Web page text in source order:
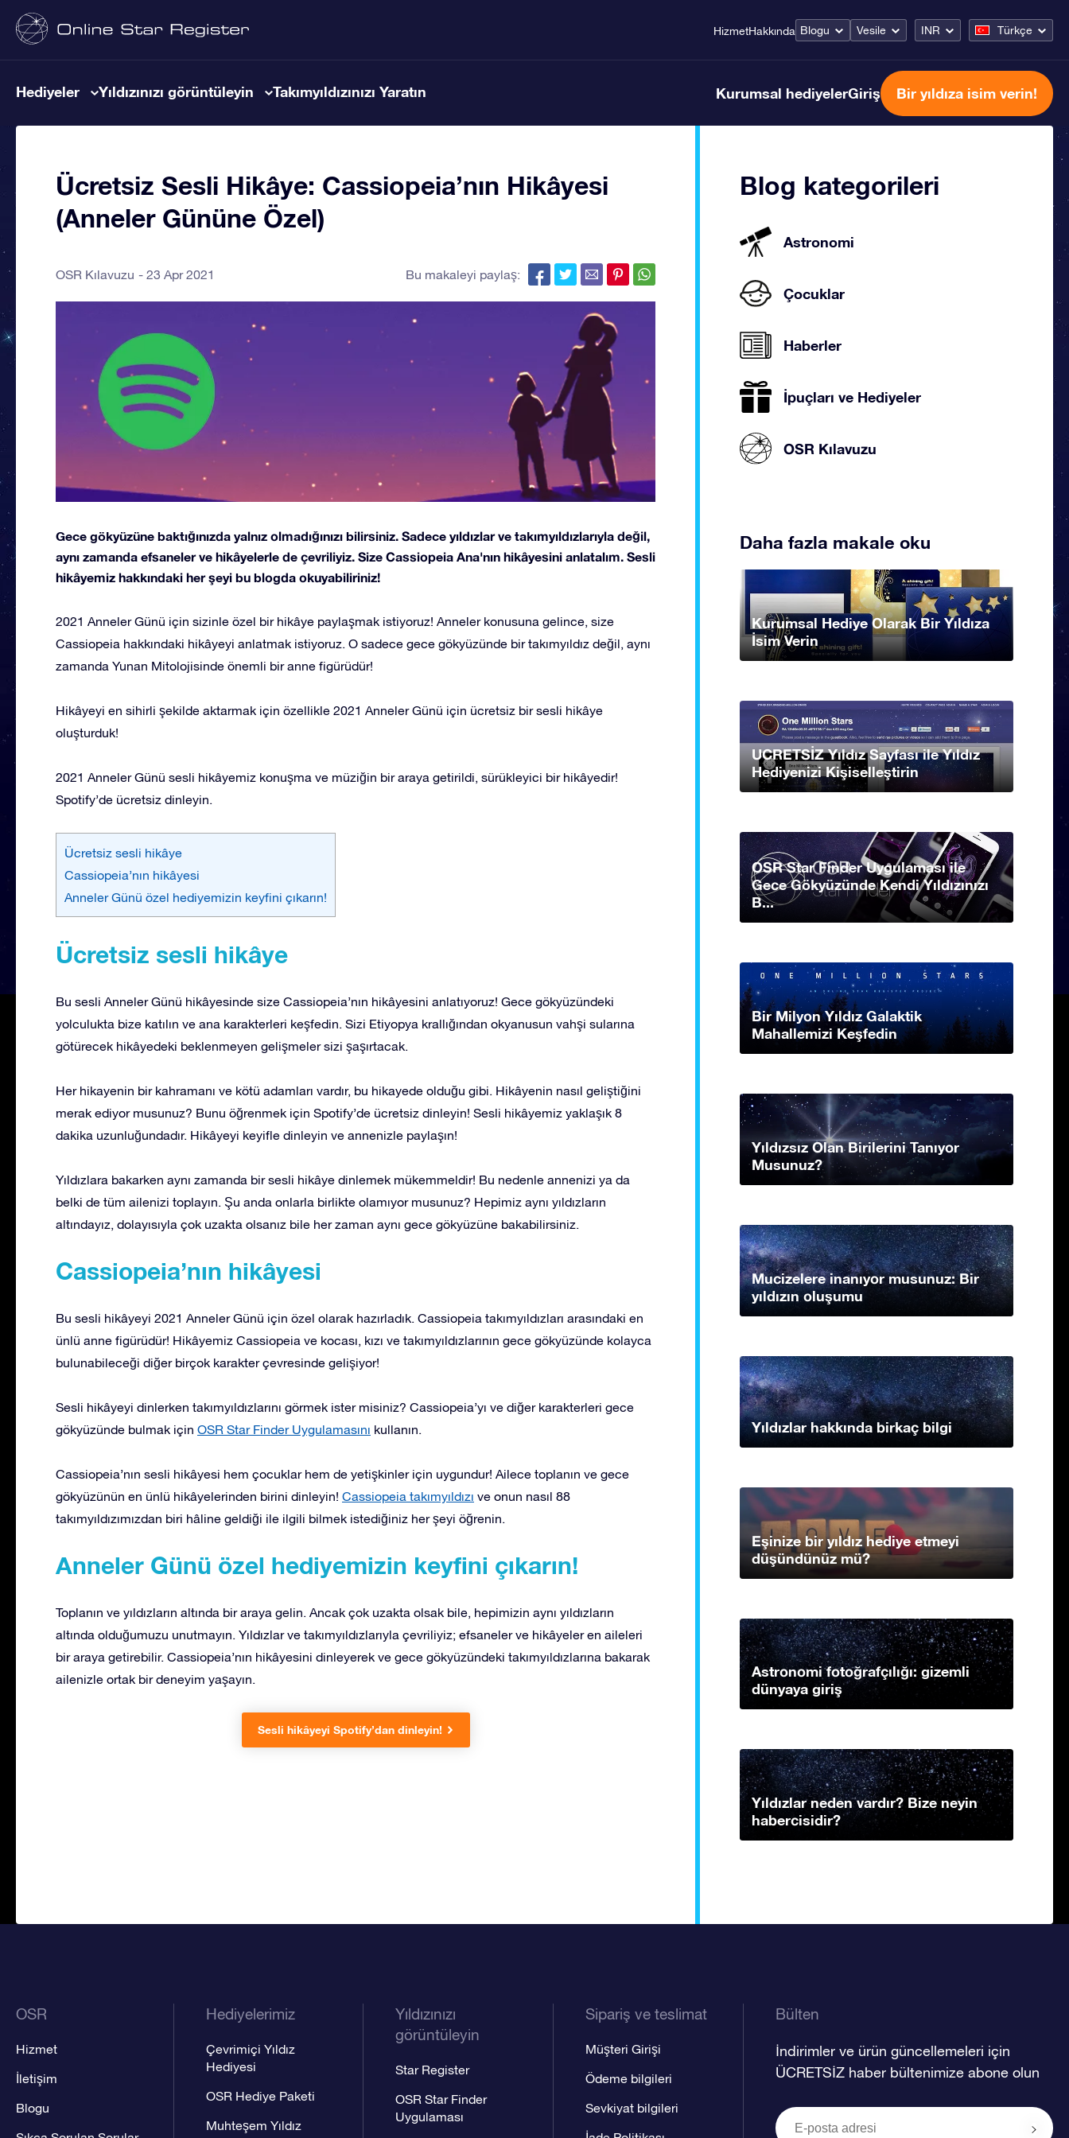
HizmetHakkında Blogu Vesile INR Türkçe
Hediyeler Yıldızınızı görüntüleyin Takımyıldızınızı Yaratın Kurumsal hediyelerGiriş Bir yıldıza isim verin!
Ücretsiz Sesli Hikâye: Cassiopeia’nın Hikâyesi
(Anneler Gününe Özel)
OSR Kılavuzu 23 Apr 2021 Bu makaleyi paylaş:
Gece gökyüzüne baktığınızda yalnız olmadığınızı bilirsiniz. Sadece yıldızlar ve takımyıldızlarıyla değil,
aynı zamanda efsaneler ve hikâyelerle de çevriliyiz. Size Cassiopeia Ana'nın hikâyesini anlatalım. Sesli
hikâyemiz hakkındaki her şeyi bu blogda okuyabiliriniz!
2021 Anneler Günü için sizinle özel bir hikâye paylaşmak istiyoruz! Anneler konusuna gelince, size
Cassiopeia hakkındaki hikâyeyi anlatmak istiyoruz. O sadece gece gökyüzünde bir takımyıldız değil, aynı
zamanda Yunan Mitolojisinde önemli bir anne figürüdür!
Hikâyeyi en sihirli şekilde aktarmak için özellikle 2021 Anneler Günü için ücretsiz bir sesli hikâye
oluşturduk!
2021 Anneler Günü sesli hikâyemiz konuşma ve müziğin bir araya getirildi, sürükleyici bir hikâyedir!
Spotify’de ücretsiz dinleyin.
Ücretsiz sesli hikâye
Cassiopeia’nın hikâyesi
Anneler Günü özel hediyemizin keyfini çıkarın!
Ücretsiz sesli hikâye
Bu sesli Anneler Günü hikâyesinde size Cassiopeia’nın hikâyesini anlatıyoruz! Gece gökyüzündeki
yolculukta bize katılın ve ana karakterleri keşfedin. Sizi Etiyopya krallığından okyanusun vahşi sularına
götürecek hikâyedeki beklenmeyen gelişmeler sizi şaşırtacak.
Her hikayenin bir kahramanı ve kötü adamları vardır, bu hikayede olduğu gibi. Hikâyenin nasıl geliştiğini
merak ediyor musunuz? Bunu öğrenmek için Spotify’de ücretsiz dinleyin! Sesli hikâyemiz yaklaşık 8
dakika uzunluğundadır. Hikâyeyi keyifle dinleyin ve annenizle paylaşın!
Yıldızlara bakarken aynı zamanda bir sesli hikâye dinlemek mükemmeldir! Bu nedenle annenizi ya da
belki de tüm ailenizi toplayın. Şu anda onlarla birlikte olamıyor musunuz? Hepimiz aynı yıldızların
altındayız, dolayısıyla çok uzakta olsanız bile her zaman aynı gece gökyüzüne bakabilirsiniz.
Cassiopeia’nın hikâyesi
Bu sesli hikâyeyi 2021 Anneler Günü için özel olarak hazırladık. Cassiopeia takımyıldızları arasındaki en
ünlü anne figürüdür! Hikâyemiz Cassiopeia ve kocası, kızı ve takımyıldızlarının gece gökyüzünde kolayca
bulunabileceği diğer birçok karakter çevresinde gelişiyor!
Sesli hikâyeyi dinlerken takımyıldızlarını görmek ister misiniz? Cassiopeia’yı ve diğer karakterleri gece
gökyüzünde bulmak için OSR Star Finder Uygulamasını kullanın.
Cassiopeia’nın sesli hikâyesi hem çocuklar hem de yetişkinler için uygundur! Ailece toplanın ve gece
gökyüzünün en ünlü hikâyelerinden birini dinleyin! Cassiopeia takımyıldızı ve onun nasıl 88
takımyıldızımızdan biri hâline geldiği ile ilgili bilmek istediğiniz her şeyi öğrenin.
Anneler Günü özel hediyemizin keyfini çıkarın!
Toplanın ve yıldızların altında bir araya gelin. Ancak çok uzakta olsak bile, hepimizin aynı yıldızların
altında olduğumuzu unutmayın. Yıldızlar ve takımyıldızlarıyla çevriliyiz; efsaneler ve hikâyeler en aileleri
bir araya getirebilir. Cassiopeia’nın hikâyesini dinleyerek ve gece gökyüzündeki takımyıldızlarına bakarak
ailenizle ortak bir deneyim yaşayın.
Sesli hikâyeyi Spotify’dan dinleyin!
Blog kategorileri
Astronomi
Çocuklar
Haberler
İpuçları ve Hediyeler
OSR Kılavuzu
Daha fazla makale oku
Kurumsal Hediye Olarak Bir Yıldıza
İsim Verin
UCRETSİZ Yıldız Sayfası ile Yıldız
Hediyenizi Kişiselleştirin
OSR Star Finder Uygulaması ile
Gece Gökyüzünde Kendi Yıldızınızı
B...
Bir Milyon Yıldız Galaktik
Mahallemizi Keşfedin
Yıldızsız Olan Birilerini Tanıyor
Musunuz?
Mucizelere inanıyor musunuz: Bir
yıldızın oluşumu
Yıldızlar hakkında birkaç bilgi
Eşinize bir yıldız hediye etmeyi
düşündünüz mü?
Astronomi fotoğrafçılığı: gizemli
dünyaya giriş
Yıldızlar neden vardır? Bize neyin
habercisidir?
OSR
Hizmet
İletişim
Blogu
Hediyelerimiz
Çevrimiçi Yıldız
Hediyesi
OSR Hediye Paketi
Muhteşem Yıldız
Yıldızınızı
görüntüleyin
Star Register
OSR Star Finder
Uygulaması
Sipariş ve teslimat
Müşteri Girişi
Ödeme bilgileri
Sevkiyat bilgileri
Bülten
İndirimler ve ürün güncellemeleri için
ÜCRETSİZ haber bültenimize abone olun